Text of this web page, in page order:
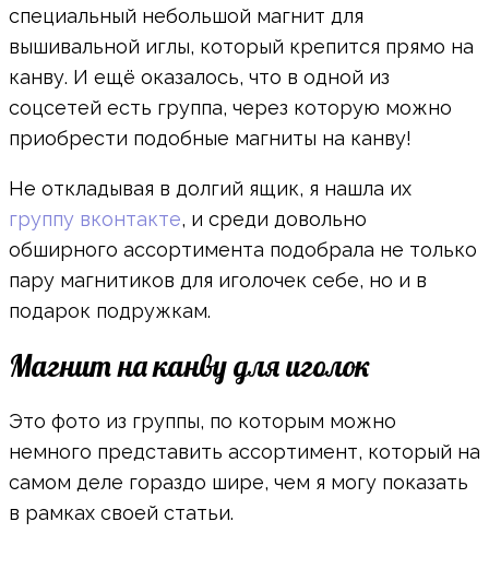
специальный небольшой магнит для
вышивальной иглы, который крепится прямо на
канву. И ещё оказалось, что в одной из
соцсетей есть группа, через которую можно
приобрести подобные магниты на канву!
Не откладывая в долгий ящик, я нашла их
группу вконтакте, и среди довольно
обширного ассортимента подобрала не только
пару магнитиков для иголочек себе, но и в
подарок подружкам.
Магнит на канву для иголок
Это фото из группы, по которым можно
немного представить ассортимент, который на
самом деле гораздо шире, чем я могу показать
в рамках своей статьи.